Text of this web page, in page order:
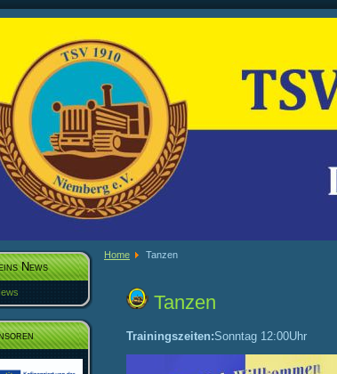
News
Home Tanzen
Tanzen
Trainingszeiten:Sonntag 12:00Uhr